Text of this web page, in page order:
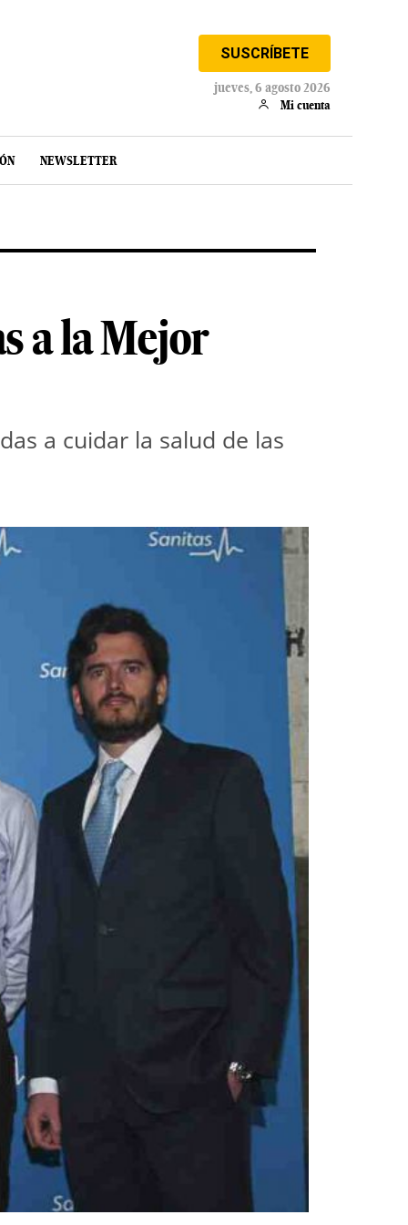
SUSCRÍBETE
jueves, 6 agosto 2026
Mi cuenta
NEWSLETTER
a la Mejor
a cuidar la salud de las